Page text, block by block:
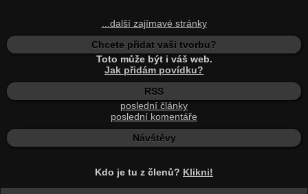
...další zajímavé stránky
Chcete přidat vaši tvorbu?
Toto může být i váš web.
Jak přidám povídku?
RSS
poslední články
poslední komentáře
Návštěvy
Kdo je tu z členů? Klikni!